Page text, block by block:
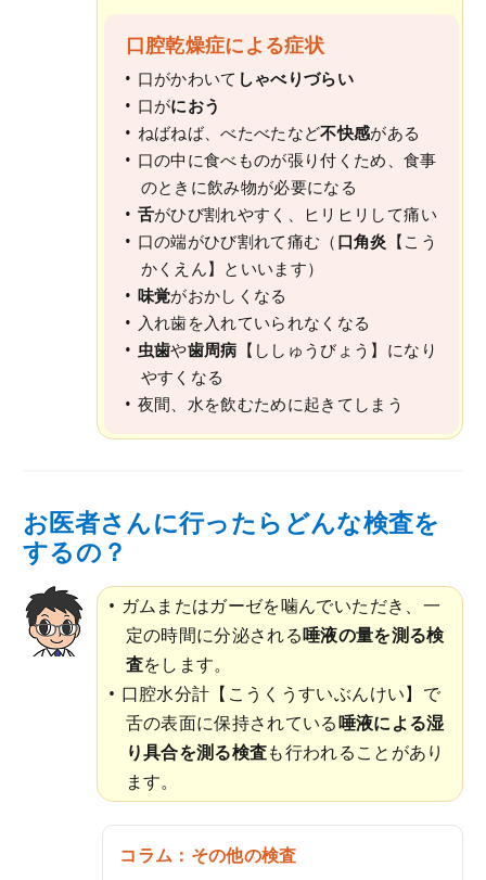
口腔乾燥症による症状
口がかわいて しゃべりづらい
口がにおう
ねばねば、べたべたなど不快感がある
口の中に食べものが張り付くため、食事
のときに飲み物が必要になる
舌がひび割れやすく、ヒリヒリして痛い
口の端がひび割れて痛む（ 口角炎 【こう
かくえん】といいます）
味覚がおかしくなる
入れ歯を入れていられなくなる
虫歯や歯周病 【ししゅうびょう】になり
やすくなる
夜間、水を飲むために起きてしまう
お医者さんに行ったらどんな検査を
するの？
ガムまたはガーゼを噛んでいただき、一
定の時間に分泌される唾液の量を測る検
査をします。
口腔水分計【こうくうすいぶんけい】で
舌の表面に保持されている唾液による湿
り具合を測る検査も行われることがあり
ます。
コラム：その他の検査